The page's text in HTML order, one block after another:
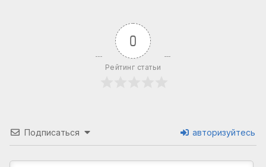
0
Рейтинг статьи
Подписаться авторизуйтесь